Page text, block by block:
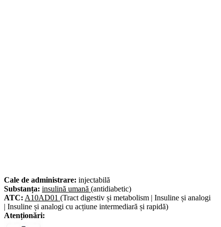
Cale de administrare: injectabilă
Substanța: insulină umană (antidiabetic)
ATC: A10AD01 (Tract digestiv și metabolism | Insuline și analogi
| Insuline și analogi cu acțiune intermediară și rapidă)
Atenționări: